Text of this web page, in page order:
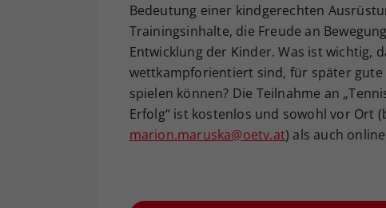
Bedeutung einer kindgerechten
Trainingsinhalte, die Freude an
Entwicklung der Kinder. Was ist wichtig,
wettkampforientiert sind, für später
spielen können? Die Teilnahme an
Erfolg“ ist kostenlos und sowohl vor Ort
marion.maruska@oetv.at) als auch